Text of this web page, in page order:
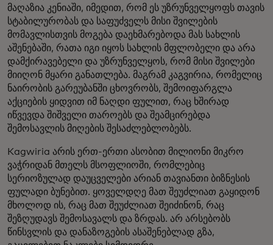
მაღაზია კენიაში, იმედით, რომ ეს უზრუნველყოფს თავის
სტაბილურობას და საფუძველს მისი შვილების
მომავლისთვის მოგება დაეხმარებოდა მას სახლის
აშენებაში, რათა იგი იყოს სახლის მფლობელი და არა
დამქირავებელი და უზრუნველყოს, რომ მისი შვილები
მიიღონ მყარი განათლება. მაგრამ კაგვირია, რომელიც
ნაირობის გარეუბანში ცხოვრობს, შემოიფარგლა
აქციების ყიდვით იმ ნაღდი ფულით, რაც ხშირად
იწვევდა შიშველი თაროებს და შეამცირებდა
შემოსავლის მიღების შესაძლებლობებს.
Kagwiria არის ერთ-ერთი ასობით მილიონი მიკრო
ვაჭრიდან მთელს მსოფლიოში, რომლებიც
სერიოზულად დაუცველები არიან თავიანთი ბიზნესის
ფულადი ბუნებით. ყოველდღე მათ შეუძლიათ გაყიდონ
მხოლოდ ის, რაც მათ შეუძლიათ შეიძინონ, რაც
შეზღუდავს შემოსავალს და ზრდას. არ არსებობს
წინსვლის და დანაზოგების ასაშენებლად გზა,